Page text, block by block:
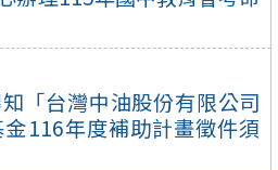
「台灣中油股份有限公司
116年度補助計畫徵件須